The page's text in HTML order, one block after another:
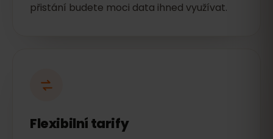
přistání budete moci data ihned využívat.
Flexibilní tarify